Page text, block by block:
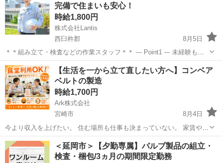
完備で住まいも安心！
時給1,800円
株式会社Lantis
西臼杵郡
8月5日
＊＊組み立て・検査などの作業スタッフ＊＊ --- Point1 --- 未経験も就
業OK！ 工場未経験でもご安心ください！！ 先輩スタッフがイチから
丁寧にサポート！ 未経験からスタートした方も多数活躍しています
☆...
宮崎 西臼杵郡 工場 スタッフ
【生活を一から立て直したい方へ】コンベア
ベルトの製造
時給1,700円
Ark株式会社
宮崎市
8月4日
今より収入を上げたい。 住む場所も仕事も決まっていない。 家賃や借
入れの支払いを続けながら、少しずつ生活を整えたい。 そんな方に向
けた、寮付き・高時給の製造求人です。 現在の状況を責めることはあ
りません。利用...
宮崎 宮崎市 工場 個室
＜延岡市＞【夕勤専属】バルブ製品の組立・
検査・梱包/3ヵ月の期間限定勤務